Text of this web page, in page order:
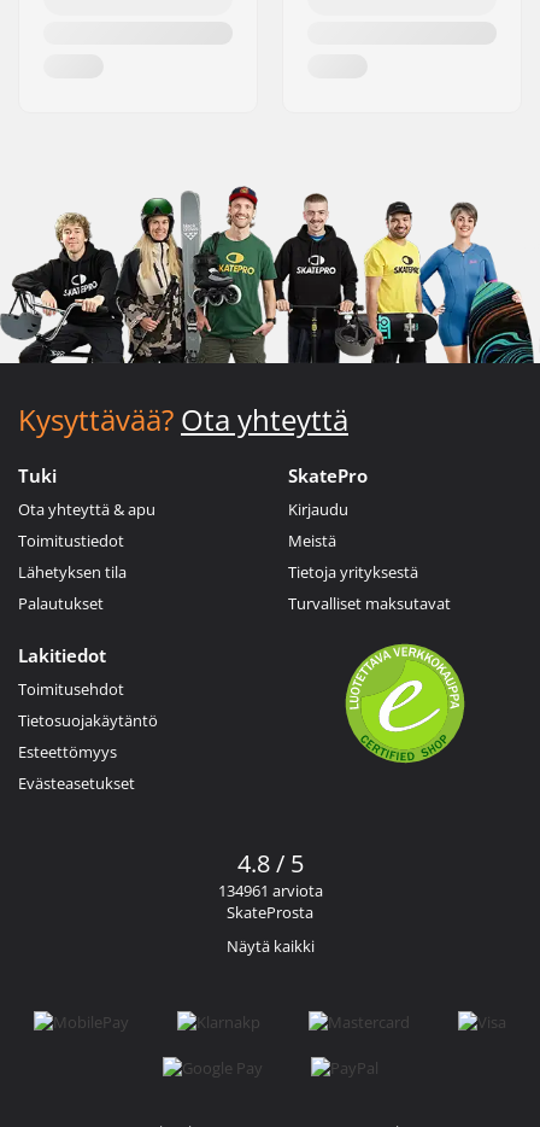
Kysyttävää? Ota yhteyttä
Tuki
Ota yhteyttä & apu
Toimitustiedot
Lähetyksen tila
Palautukset
SkatePro
Kirjaudu
Meistä
Tietoja yrityksestä
Turvalliset maksutavat
Lakitiedot
Toimitusehdot
Tietosuojakäytäntö
Esteettömyys
Evästeasetukset
4.8 / 5
134961 arviota
SkateProsta
Näytä kaikki